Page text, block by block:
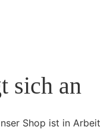
sich an
Shop ist in Arbeit